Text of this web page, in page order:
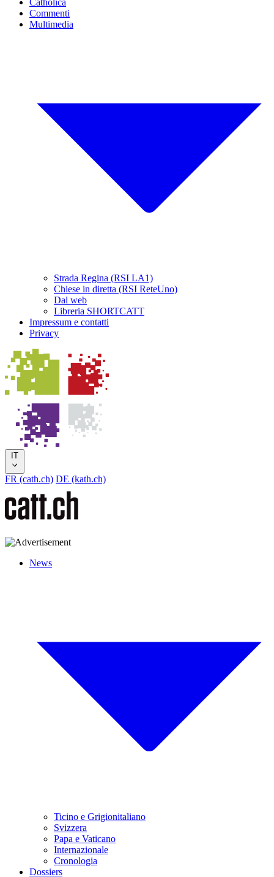
Catholica
Commenti
Multimedia
Strada Regina (RSI LA1)
Chiese in diretta (RSI ReteUno)
Dal web
Libreria SHORTCATT
Impressum e contatti
Privacy
IT
FR (cath.ch) DE (kath.ch)
News
Ticino e Grigionitaliano
Svizzera
Papa e Vaticano
Internazionale
Cronologia
Dossiers